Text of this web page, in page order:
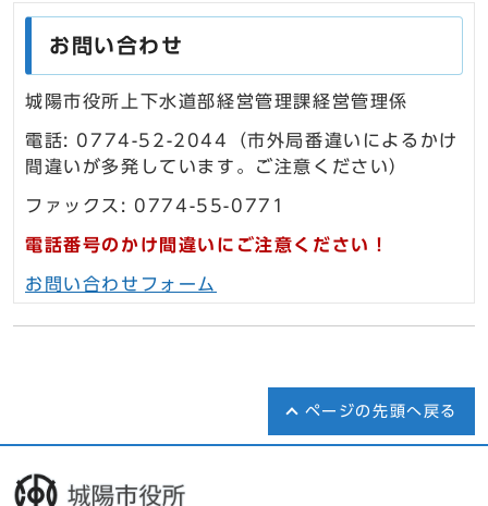
お問い合わせ
城陽市役所上下水道部経営管理課経営管理係
電話: 0774-52-2044（市外局番違いによるかけ
間違いが多発しています。ご注意ください）
ファックス: 0774-55-0771
電話番号のかけ間違いにご注意ください！
お問い合わせフォーム
ページの先頭へ戻る